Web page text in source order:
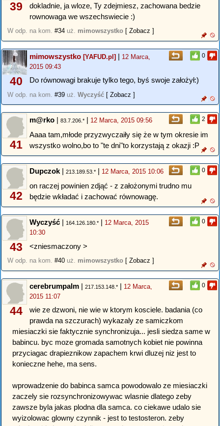
39
dokladnie, ja wloze, Ty zdejmiesz, zachowana bedzie
rownowaga we wszechswiecie :)
W odp. na kom. #34 uż. mimowszystko [ Zobacz ]
0
40
mimowszystko [YAFUD.pl] | 12 Marca,
2015 09:43
Do równowagi brakuje tylko tego, byś swoje założył:)
W odp. na kom. #39 uż. Wyczyść [ Zobacz ]
2
41
m@rko | 83.7.206.* | 12 Marca, 2015 09:56
Aaaa tam,młode przyzwyczaiły się że w tym okresie im
wszystko wolno,bo to "te dni"to korzystają z okazji :P
0
42
Dupczok | 213.189.53.* | 12 Marca, 2015 10:06
on raczej powinien zdjąć - z założonymi trudno mu
będzie wkładać i zachować równowagę.
0
43
Wyczyść | 164.126.180.* | 12 Marca, 2015
10:30
<zniesmaczony >
W odp. na kom. #40 uż. mimowszystko [ Zobacz ]
0
44
cerebrumpalm | 217.153.148.* | 12 Marca,
2015 11:07
wie ze dzwoni, nie wie w ktorym kosciele. badania (co
prawda na szczurach) wykazaly ze samiczkom
miesiaczki sie faktycznie synchronizuja... jesli siedza same w
babincu. byc moze gromada samotnych kobiet nie powinna
przyciagac drapieznikow zapachem krwi dluzej niz jest to
konieczne hehe, ma sens.
wprowadzenie do babinca samca powodowalo ze miesiaczki
zaczely sie rozsynchronizowywac wlasnie dlatego zeby
zawsze byla jakas plodna dla samca. co ciekawe udalo sie
wyizolowac glowny czynnik - jest to testosteron. zeby